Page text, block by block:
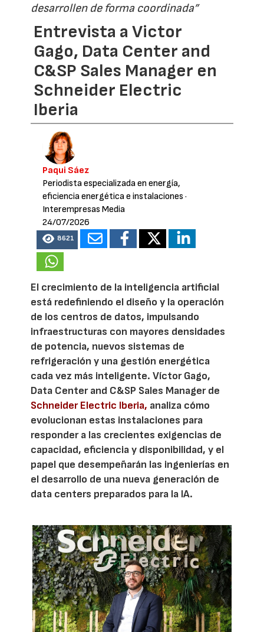
desarrollen de forma coordinada”
Entrevista a Victor
Gago, Data Center and
C&SP Sales Manager en
Schneider Electric
Iberia
Paqui Sáez
Periodista especializada en energía,
eficiencia energética e instalaciones ·
Interempresas Media
24/07/2026
8621
El crecimiento de la inteligencia artificial
está redefiniendo el diseño y la operación
de los centros de datos, impulsando
infraestructuras con mayores densidades
de potencia, nuevos sistemas de
refrigeración y una gestión energética
cada vez más inteligente. Víctor Gago,
Data Center and C&SP Sales Manager de
Schneider Electric Iberia, analiza cómo
evolucionan estas instalaciones para
responder a las crecientes exigencias de
capacidad, eficiencia y disponibilidad, y el
papel que desempeñarán las ingenierías en
el desarrollo de una nueva generación de
data centers preparados para la IA.